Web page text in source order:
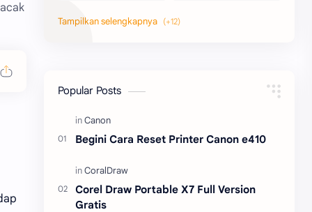
Komputer Info Software
Canon
CoralDraw
Popular Posts
Begini Cara Reset Printer Canon e410
Corel Draw Portable X7 Full Version
Gratis